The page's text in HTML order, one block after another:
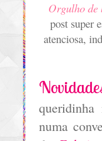
Orgulho de
post super
atenciosa,
numa